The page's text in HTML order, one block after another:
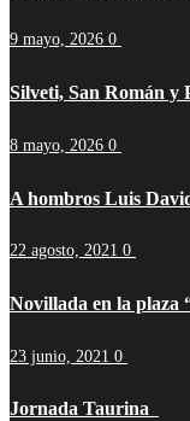
9 mayo, 2026 0
Silveti, San Román y
8 mayo, 2026 0
A hombros Luis
22 agosto, 2021 0
Novillada en la plaza
23 junio, 2021 0
Jornada Taurina